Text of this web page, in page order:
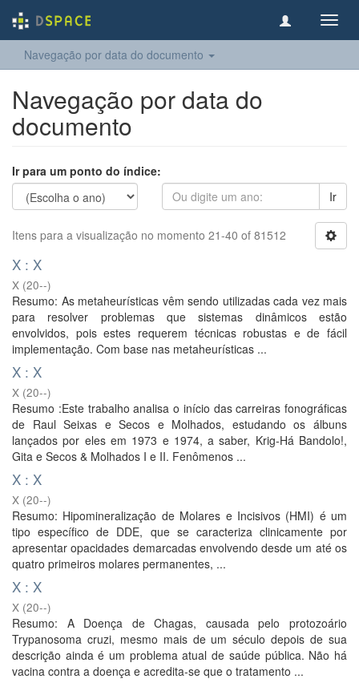
Navegação por data do documento
Navegação por data do
documento
Ir para um ponto do índice:
Ir
Itens para a visualização no momento 21-40 of 81512
X : X
X (20--)
Resumo: As metaheurísticas vêm sendo utilizadas cada vez mais
para resolver problemas que sistemas dinâmicos estão
envolvidos, pois estes requerem técnicas robustas e de fácil
implementação. Com base nas metaheurísticas ...
X : X
X (20--)
Resumo :Este trabalho analisa o início das carreiras fonográficas
de Raul Seixas e Secos e Molhados, estudando os álbuns
lançados por eles em 1973 e 1974, a saber, Krig-Há Bandolo!,
Gita e Secos & Molhados I e II. Fenômenos ...
X : X
X (20--)
Resumo: Hipomineralização de Molares e Incisivos (HMI) é um
tipo específico de DDE, que se caracteriza clinicamente por
apresentar opacidades demarcadas envolvendo desde um até os
quatro primeiros molares permanentes, ...
X : X
X (20--)
Resumo: A Doença de Chagas, causada pelo protozoário
Trypanosoma cruzi, mesmo mais de um século depois de sua
descrição ainda é um problema atual de saúde pública. Não há
vacina contra a doença e acredita-se que o tratamento ...